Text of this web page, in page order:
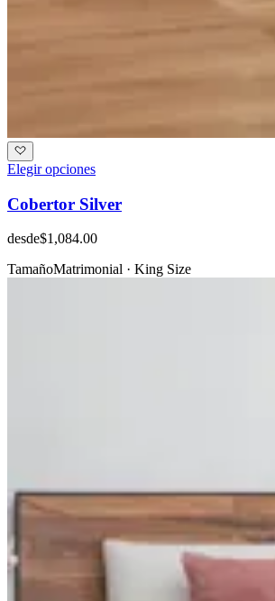
Elegir opciones
Cobertor Silver
desde$1,084.00
TamañoMatrimonial · King Size